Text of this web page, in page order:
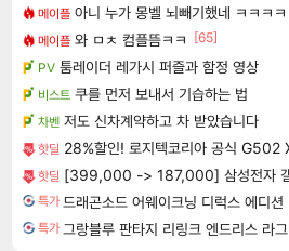
메이플 아니 누가 몽벨 뇌빼기했네 ㅋㅋㅋㅋ
메이플 와 ㅁㅊ 컴플뜸ㅋㅋ [65]
PV 툼레이더 레가시 퍼즐과 함정 영상
비스트 쿠를 먼저 보내서 기습하는 법
차벤 저도 신차계약하고 차 받았습니다
핫딜 28%할인! 로지텍코리아 공식 G502
핫딜 [399,000 -> 187,000] 삼성전자
특가
특가